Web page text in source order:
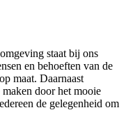
staat bij ons
en behoeften van de
maat. Daarnaast
door het mooie
de gelegenheid om